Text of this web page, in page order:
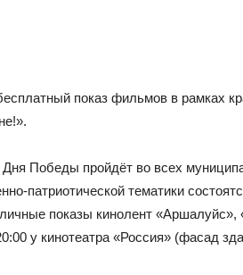
показ фильмов в рамках
Победы пройдёт во всех
патриотической тематики
показы кинолент «Аршалуйс»,
у кинотеатра «Россия» (фасад